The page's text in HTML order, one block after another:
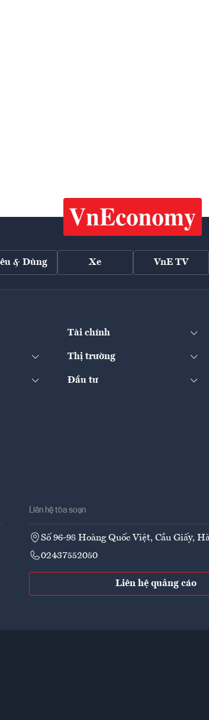
& Dùng Xe VnE TV
Tài chính
Thị trường
Đầu tư
Liên hệ tòa soạn
Số 96-98 Hoàng Quốc Việt, Cầu Giấy,
02437552050
Liên hệ quảng cáo